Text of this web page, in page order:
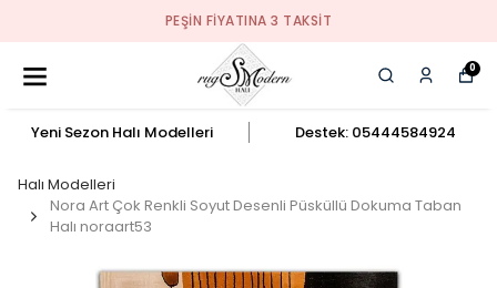
PEŞIN FIYATINA 3 TAKSIT
0
Yeni Sezon Halı Modelleri Destek: 05444584924
Halı Modelleri
Nora Art Çok Renkli Soyut Desenli Püsküllü Dokuma Taban
Halı noraart53